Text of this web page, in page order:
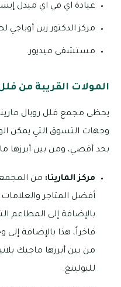
عيادة اي في اي ميدل
مركز الدكتور زين أوباجي
مستشفى ميديور.
المولات القريبة من
يحظى مجمع فلل رويال
بحد أقصي، ومن بين أبرزها
مركز المارينا: من
أفضل المتاجر والعلامات
فاخراً، هذا بالإضافة إلى
من بين أبرزها ماجيك
للبولينغ.